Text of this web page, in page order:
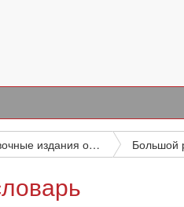
Справочные издания общего типа